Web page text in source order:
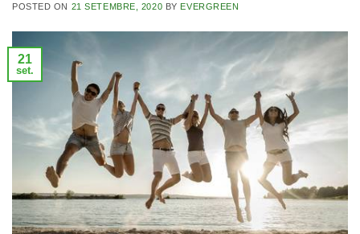
POSTED ON 21 SETEMBRE, 2020 BY EVERGREEN
21
set.